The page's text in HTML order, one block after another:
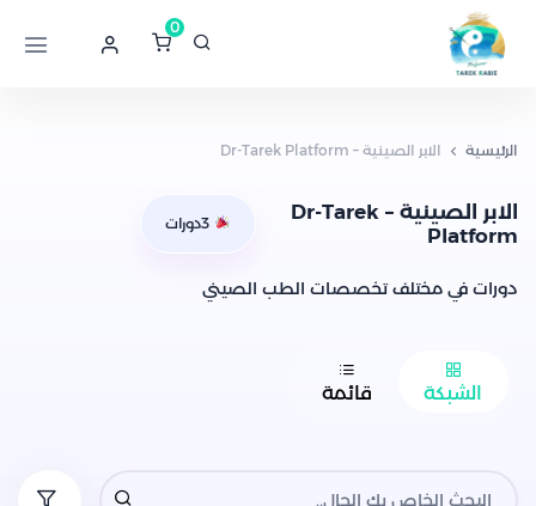
0
الرئيسية الابر الصينية – Dr-Tarek Platform
الابر الصينية – Dr-Tarek
Platform
3دورات
دورات في مختلف تخصصات الطب الصيني
الشبكة قائمة